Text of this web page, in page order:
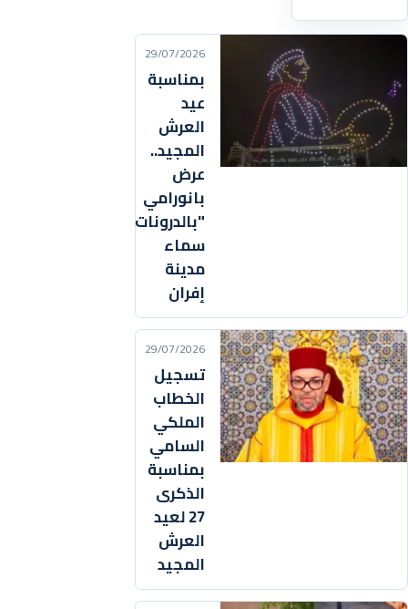
29/07/2026
بمناسبة
عيد
العرش
المجيد..
عرض
بانورامي
"بالدرونات"يزين
سماء
مدينة
إفران
29/07/2026
تسجيل
الخطاب
الملكي
السامي
بمناسبة
الذكرى
27 لعيد
العرش
المجيد